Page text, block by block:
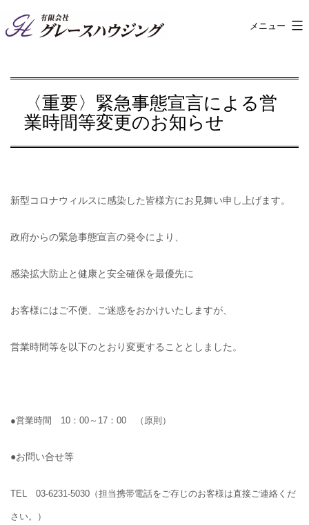
ン
ン
ス
ッ
有 メニュー
〈重要〉緊急事態宣言による営
業時間等変更のお知らせ
新型コロナウィルスに感染した皆様方にお見舞い申し上げます。
政府からの緊急事態宣言の発令により、
感染拡大防止と健康と安全確保を最優先に
お客様にはご不便、ご迷惑をおかけいたしますが、
営業時間等を以下のとおり変更することとしました。
●営業時間 10：00～17：00 （原則）
●お問い合せ等
TEL 03-6231-5030（担当携帯電話をご存じのお客様は直接ご連絡くだ
さい。）